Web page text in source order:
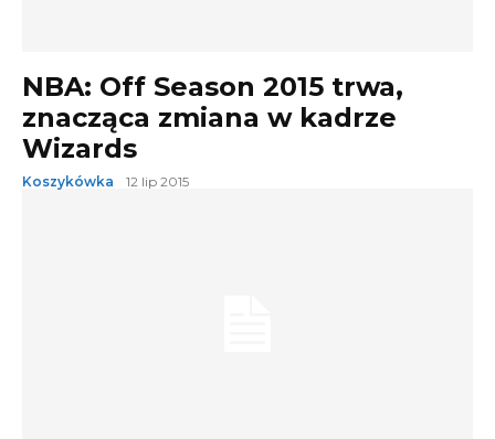
NBA: Off Season 2015 trwa,
znacząca zmiana w kadrze
Wizards
Koszykówka 12 lip 2015